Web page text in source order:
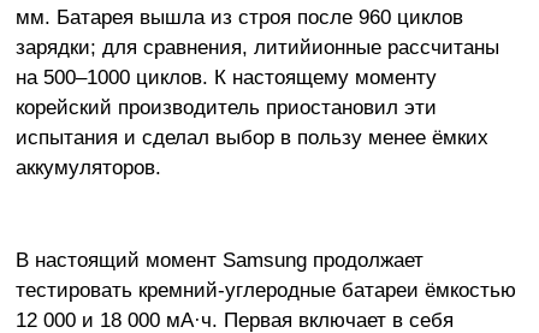
мм. Батарея вышла из строя после 960 циклов
зарядки; для сравнения, литийионные рассчитаны
на 500–1000 циклов. К настоящему моменту
корейский производитель приостановил эти
испытания и сделал выбор в пользу менее ёмких
аккумуляторов.
В настоящий момент Samsung продолжает
тестировать кремний-углеродные батареи ёмкостью
12 000 и 18 000 мА·ч. Первая включает в себя